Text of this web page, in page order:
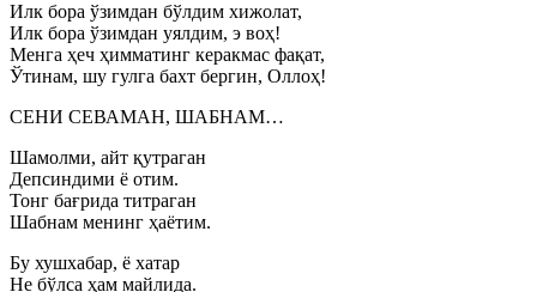
Илк бора ўзимдан бўлдим хижолат,
Илк бора ўзимдан уялдим, э воҳ!
Менга ҳеч ҳимматинг керакмас фақат,
Ўтинам, шу гулга бахт бергин, Оллоҳ!
СЕНИ СЕВАМАН, ШАБНАМ…
Шамолми, айт қутраган
Депсиндими ё отим.
Тонг бағрида титраган
Шабнам менинг ҳаётим.
Бу хушхабар, ё хатар
Не бўлса ҳам майлида.